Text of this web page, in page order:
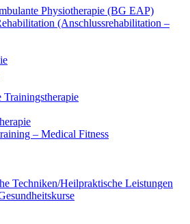
Physiotherapie (BG EAP)
(Anschlussrehabilitation –
Trainingstherapie
– Medical Fitness
Techniken/Heilpraktische Leistungen